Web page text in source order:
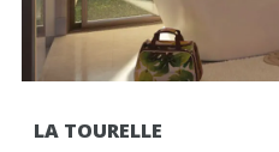
LA TOURELLE